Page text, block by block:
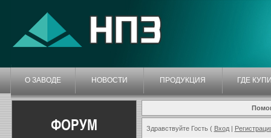
О ЗАВОДЕ НОВОСТИ ПРОДУКЦИЯ ГДЕ
ФОРУМ Здравствуйте Гость ( Вход|